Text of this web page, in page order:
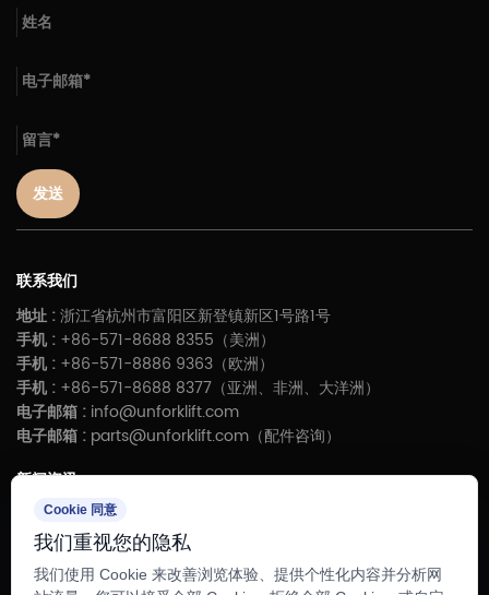
发送
联系我们
地址 :浙江省杭州市富阳区新登镇新区1号路1号
手机 : +86-571-8688 8355（美洲）
手机 : +86-571-8886 9363（欧洲）
手机 : +86-571-8688 8377（亚洲、非洲、大洋洲）
电子邮箱 : info@unforklift.com
电子邮箱 : parts@unforklift.com（配件咨询）
新闻资讯
UN叉车新增两条自动化焊接机器人生产线-智能制造能力再升级
从工况到趋势：尤恩叉车亮相 CeMAT Australia 2026，开启澳洲
市场新篇章
尤恩叉车初次亮相土耳其KOMATEK展会，深化欧洲及中东市场战略
Cookie 同意
我们重视您的隐私
我们使用 Cookie 来改善浏览体验、提供个性化内容并分析网